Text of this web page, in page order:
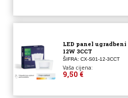
LED panel
12W 3CCT
ŠIFRA: CX-S01-12-3CCT
Vaša cijena:
9,50 €